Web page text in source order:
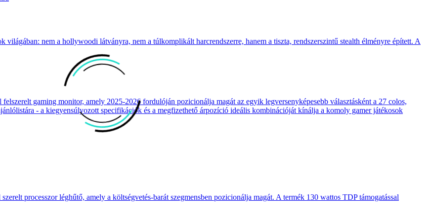
nem a hollywoodi látványra, nem a túlkomplikált harcrendszerre, hanem a tiszta, rendszerszintű stealth élményre épített. A
gaming monitor, amely 2025-2026 fordulóján pozicionálja magát az egyik legversenyképesebb választásként a 27 colos,
- a kiegyensúlyozott specifikációk és a megfizethető árpozíció ideális kombinációját kínálja a komoly gamer játékosok
processzor léghűtő, amely a költségvetés-barát szegmensben pozicionálja magát. A termék 130 wattos TDP támogatással